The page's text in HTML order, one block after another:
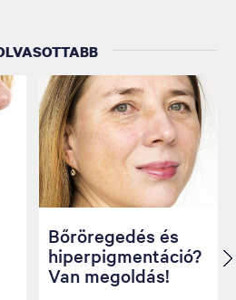
Bőröregedés és
hiperpigmentáció?
Van megoldás!